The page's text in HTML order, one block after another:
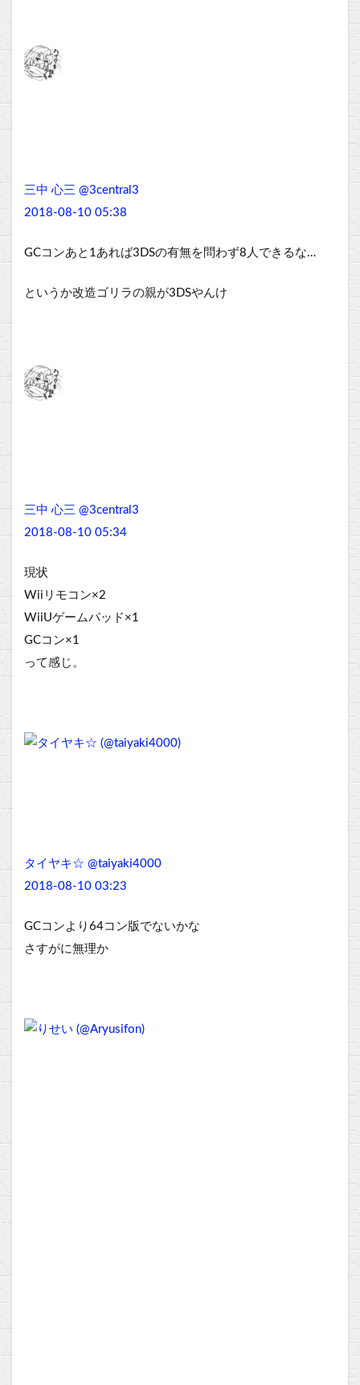
三中 心三 @3central3
2018-08-10 05:38
GCコンあと1あれば3DSの有無を問わず8人できるな…
というか改造ゴリラの親が3DSやんけ
三中 心三 @3central3
2018-08-10 05:34
現状
Wiiリモコン×2
WiiUゲームパッド×1
GCコン×1
って感じ。
タイヤキ☆ @taiyaki4000
2018-08-10 03:23
GCコンより64コン版でないかな
さすがに無理か